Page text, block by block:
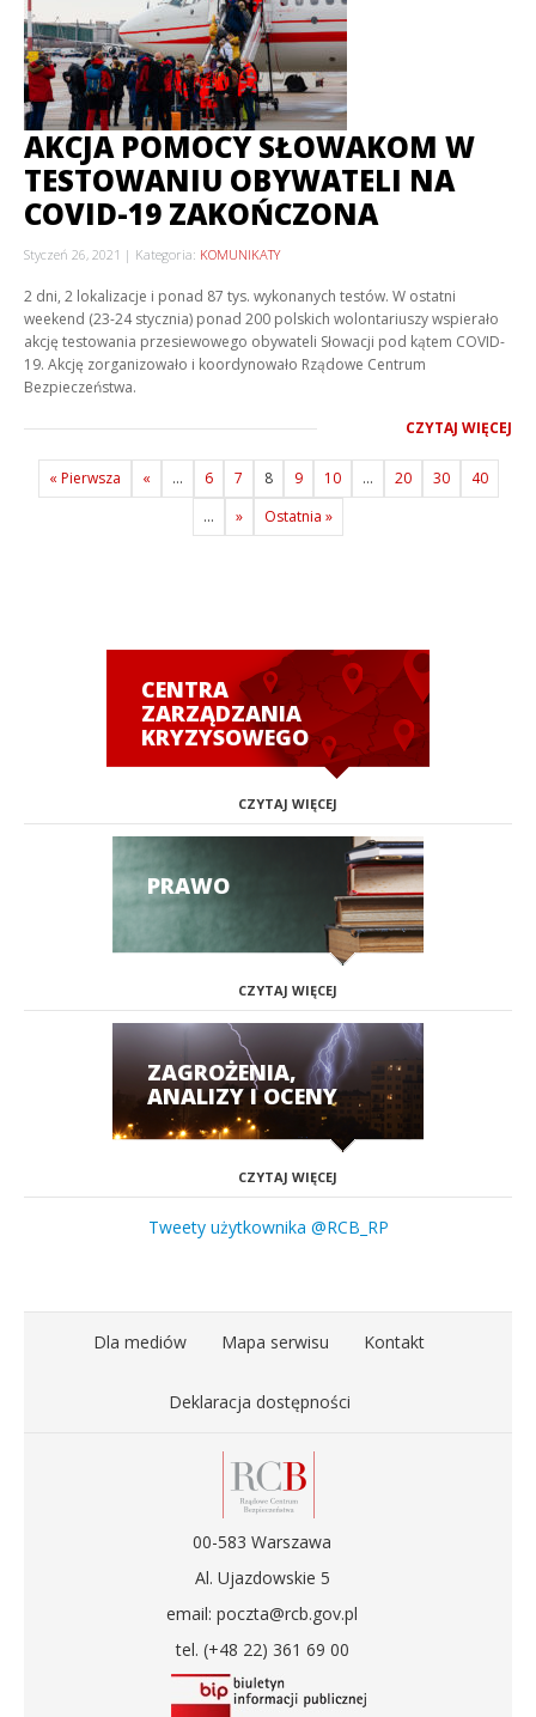
AKCJA POMOCY SŁOWAKOM W
TESTOWANIU OBYWATELI NA
COVID-19 ZAKOŃCZONA
Styczeń 26, 2021 Kategoria: KOMUNIKATY
2 dni, 2 lokalizacje i ponad 87 tys. wykonanych testów. W ostatni
weekend (23-24 stycznia) ponad 200 polskich wolontariuszy wspierało
akcję testowania przesiewowego obywateli Słowacji pod kątem COVID-
19. Akcję zorganizowało i koordynowało Rządowe Centrum
Bezpieczeństwa.
CZYTAJ WIĘCEJ
« Pierwsza « ... 6 7 8 9 10 ... 20 30
40
...
» Ostatnia »
CENTRA
ZARZĄDZANIA
KRYZYSOWEGO
CZYTAJ WIĘCEJ
PRAWO
CZYTAJ WIĘCEJ
ZAGROŻENIA,
ANALIZY I OCENY
CZYTAJ WIĘCEJ
Tweety użytkownika @RCB_RP
Dla mediów Mapa serwisu Kontakt
Deklaracja dostępności
00-583 Warszawa
Al. Ujazdowskie 5
email: poczta@rcb.gov.pl
tel. (+48 22) 361 69 00